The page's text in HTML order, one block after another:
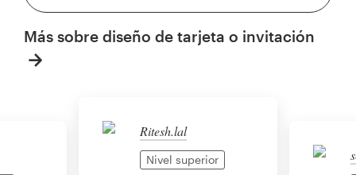
Ritesh.lal
Nivel superior
Más sobre diseño de tarjeta o invitación